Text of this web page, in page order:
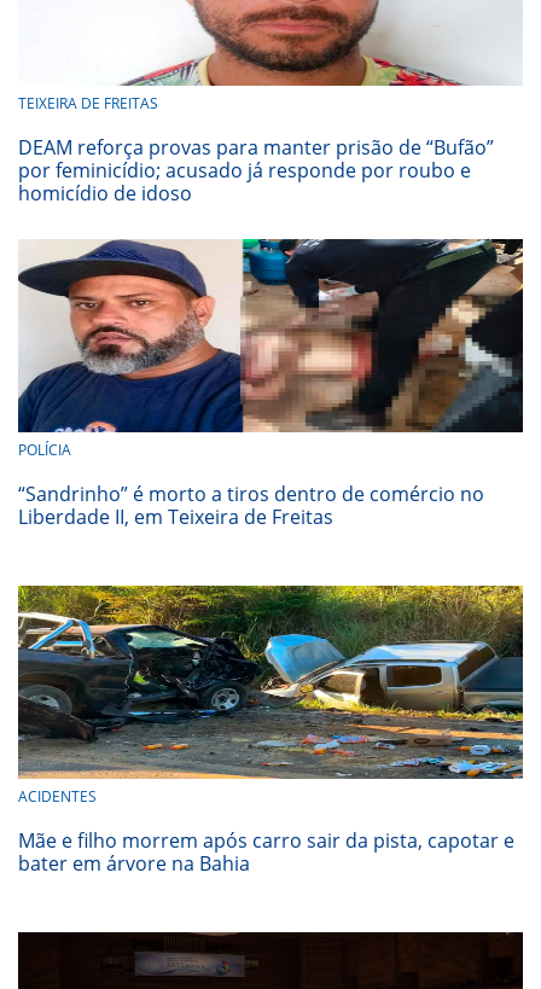
TEIXEIRA DE FREITAS
DEAM reforça provas para manter prisão de “Bufão”
por feminicídio; acusado já responde por roubo e
homicídio de idoso
POLÍCIA
“Sandrinho” é morto a tiros dentro de comércio no
Liberdade II, em Teixeira de Freitas
ACIDENTES
Mãe e filho morrem após carro sair da pista, capotar e
bater em árvore na Bahia